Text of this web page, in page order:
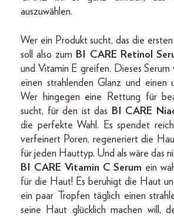
auszuwählen.
Wer ein Produkt sucht, das die
soll also zum BI CARE Retinol
und Vitamin E greifen. Dieses
einen strahlenden Glanz und einen
Wer hingegen eine Rettung für
sucht, für den ist das BI CARE
die perfekte Wahl. Es spendet
verfeinert Poren, regeneriert die
für jeden Hauttyp. Und als wäre das
BI CARE Vitamin C Serum ein
für die Haut! Es beruhigt die Haut
ein paar Tropfen täglich einen
seine Haut glücklich machen will,